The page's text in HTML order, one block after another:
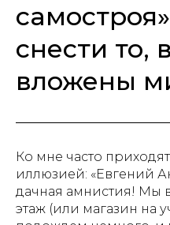
снести то,
вложены
Ко мне часто
иллюзией: «Евгений
дачная амнистия! Мы
этаж (или магазин на